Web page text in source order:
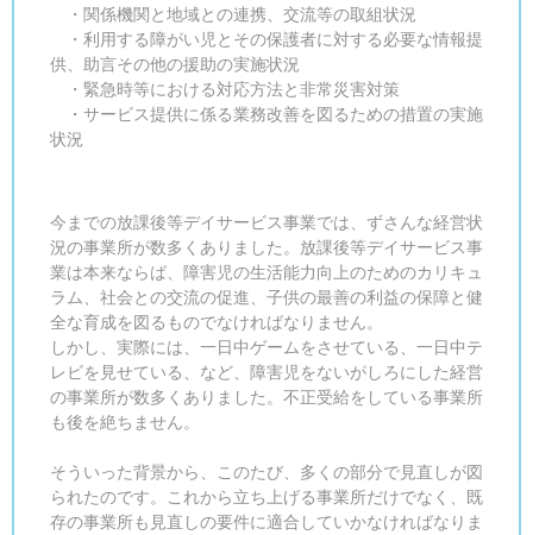
・関係機関と地域との連携、交流等の取組状況
・利用する障がい児とその保護者に対する必要な情報提
供、助言その他の援助の実施状況
・緊急時等における対応方法と非常災害対策
・サービス提供に係る業務改善を図るための措置の実施
状況
今までの放課後等デイサービス事業では、ずさんな経営状
況の事業所が数多くありました。放課後等デイサービス事
業は本来ならば、障害児の生活能力向上のためのカリキュ
ラム、社会との交流の促進、子供の最善の利益の保障と健
全な育成を図るものでなければなりません。
しかし、実際には、一日中ゲームをさせている、一日中テ
レビを見せている、など、障害児をないがしろにした経営
の事業所が数多くありました。不正受給をしている事業所
も後を絶ちません。
そういった背景から、このたび、多くの部分で見直しが図
られたのです。これから立ち上げる事業所だけでなく、既
存の事業所も見直しの要件に適合していかなければなりま